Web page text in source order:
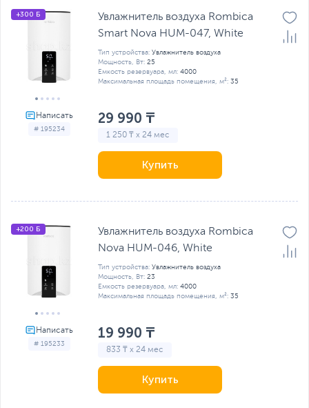
# 195234
+300 Б
Увлажнитель воздуха Rombica
Smart Nova HUM-047, White
Тип устройства: Увлажнитель воздуха
Мощность, Вт: 25
Емкость резервуара, мл: 4000
Максимальная площадь помещения, м²: 35
29 990 ₸
1 250 ₸ x 24 мес
Купить
# 195233
+200 Б
Увлажнитель воздуха Rombica
Nova HUM-046, White
Тип устройства: Увлажнитель воздуха
Мощность, Вт: 23
Емкость резервуара, мл: 4000
Максимальная площадь помещения, м²: 35
19 990 ₸
833 ₸ x 24 мес
Купить